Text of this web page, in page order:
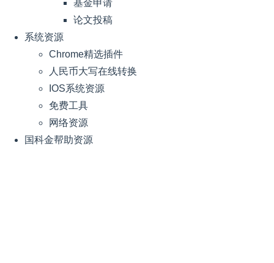
基金申请
论文投稿
系统资源
Chrome精选插件
人民币大写在线转换
IOS系统资源
免费工具
网络资源
国科金帮助资源